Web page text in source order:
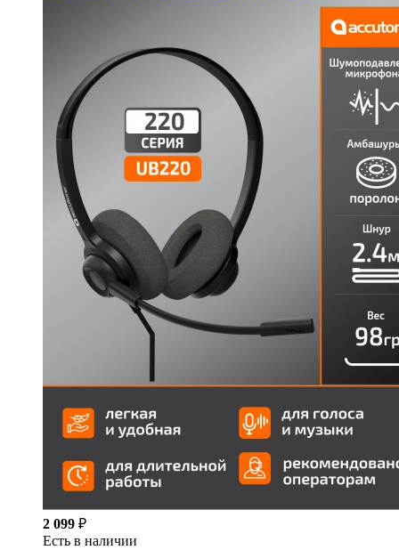
2 099 ₽
Есть в наличии